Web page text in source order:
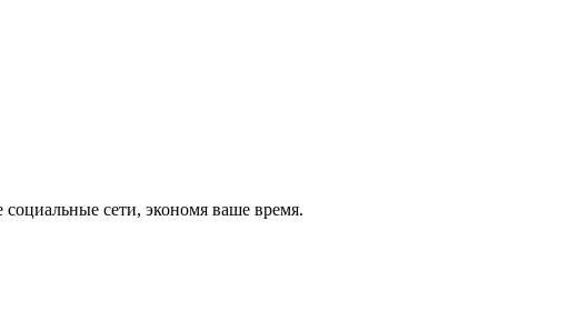
сети, экономя ваше время.